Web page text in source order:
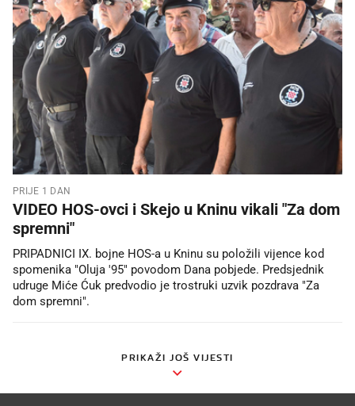
PRIJE 1 DAN
VIDEO HOS-ovci i Skejo u Kninu vikali "Za dom
spremni"
PRIPADNICI IX. bojne HOS-a u Kninu su položili vijence kod
spomenika "Oluja '95" povodom Dana pobjede. Predsjednik
udruge Miće Ćuk predvodio je trostruki uzvik pozdrava "Za
dom spremni".
PRIKAŽI JOŠ VIJESTI